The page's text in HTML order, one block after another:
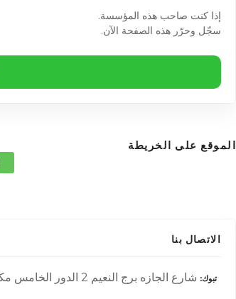
إذا كنت صاحب هذه المؤسسة.
سجّل وحرّر هذه الصفحة الآن.
الموقع على الخريطة
الاتصال بنا
تبوك شارع الجازه برج النعيم 2 الدور الخامس مكتب 525 – رأس الخيمة – الإمارات العربية المتحدة –